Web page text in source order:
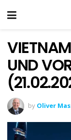
UND
by Oliver